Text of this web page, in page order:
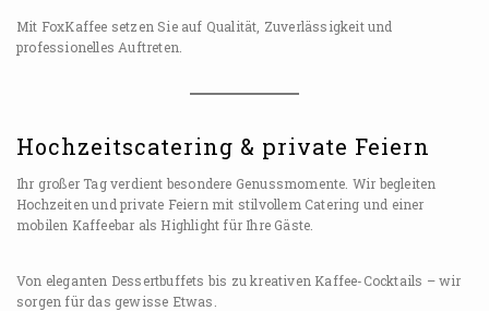
Mit FoxKaffee setzen Sie auf Qualität, Zuverlässigkeit und
professionelles Auftreten.
Hochzeitscatering & private Feiern
Ihr großer Tag verdient besondere Genussmomente. Wir begleiten
Hochzeiten und private Feiern mit stilvollem Catering und einer
mobilen Kaffeebar als Highlight für Ihre Gäste.
Von eleganten Dessertbuffets bis zu kreativen Kaffee-Cocktails – wir
sorgen für das gewisse Etwas.